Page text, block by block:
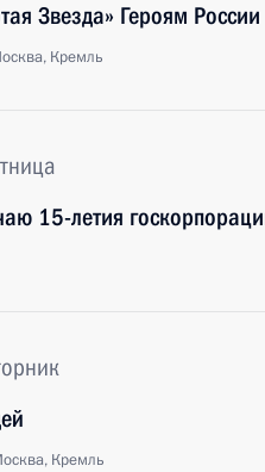
Звезда» Героям России
Кремль
15-летия
Кремль